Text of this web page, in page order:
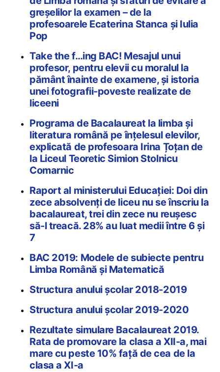
greșelilor la examen – de la
profesoarele Ecaterina Stanca și Iulia
Pop
Take the f…ing BAC! Mesajul unui
profesor, pentru elevii cu moralul la
pământ înainte de examene, și istoria
unei fotografii-poveste realizate de
liceeni
Programa de Bacalaureat la limba şi
literatura română pe înţelesul elevilor,
explicată de profesoara Irina Țoțan de
la Liceul Teoretic Simion Stolnicu
Comarnic
Raport al ministerului Educației: Doi din
zece absolvenți de liceu nu se înscriu la
bacalaureat, trei din zece nu reuşesc
să-l treacă. 28% au luat medii între 6 și
7
BAC 2019: Modele de subiecte pentru
Limba Română și Matematică
Structura anului școlar 2018-2019
Structura anului școlar 2019-2020
Rezultate simulare Bacalaureat 2019.
Rata de promovare la clasa a XII-a, mai
mare cu peste 10% față de cea de la
clasa a XI-a